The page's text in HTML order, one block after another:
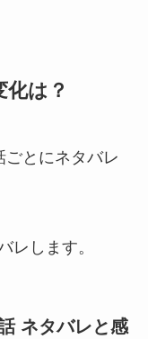
は？
とにネタバレ
レします。
ネタバレと感